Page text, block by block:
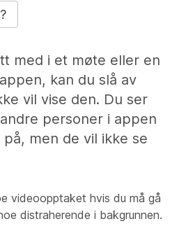
med i et møte eller en
kan du slå av
vil vise den. Du ser
personer i appen
men de vil ikke se
videoopptaket hvis du må gå
distraherende i bakgrunnen.